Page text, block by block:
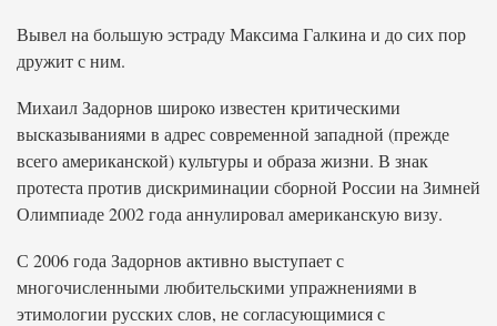
Вывел на большую эстраду Максима Галкина и до сих пор
дружит с ним.
Михаил Задорнов широко известен критическими
высказываниями в адрес современной западной (прежде
всего американской) культуры и образа жизни. В знак
протеста против дискриминации сборной России на Зимней
Олимпиаде 2002 года аннулировал американскую визу.
С 2006 года Задорнов активно выступает с
многочисленными любительскими упражнениями в
этимологии русских слов, не согласующимися с